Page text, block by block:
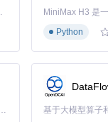
— autonomously. Built in Rust for speed. Get Started
Python
的混合专家（MoE）模型，具备原生视觉理解能力，并支持 100 万 token 的上下文窗口。
基于大模型算子